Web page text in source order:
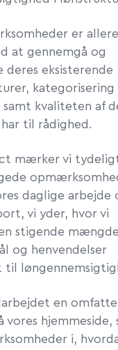
er
at gennemgå og
deres eksisterende
kategorisering
kvaliteten af
til rådighed.
mærker vi
daglige arbejde
vi yder, hvor vi
stigende mængde
og henvendelser
til
en
vores hjemmeside,
i,